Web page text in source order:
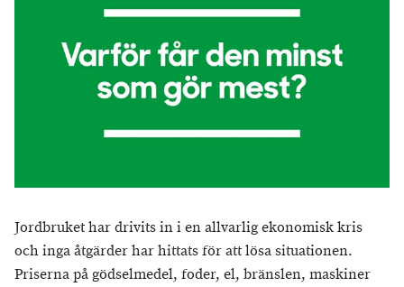
Jordbruket har drivits in i en allvarlig ekonomisk kris
och inga åtgärder har hittats för att lösa situationen.
Priserna på gödselmedel, foder, el, bränslen, maskiner